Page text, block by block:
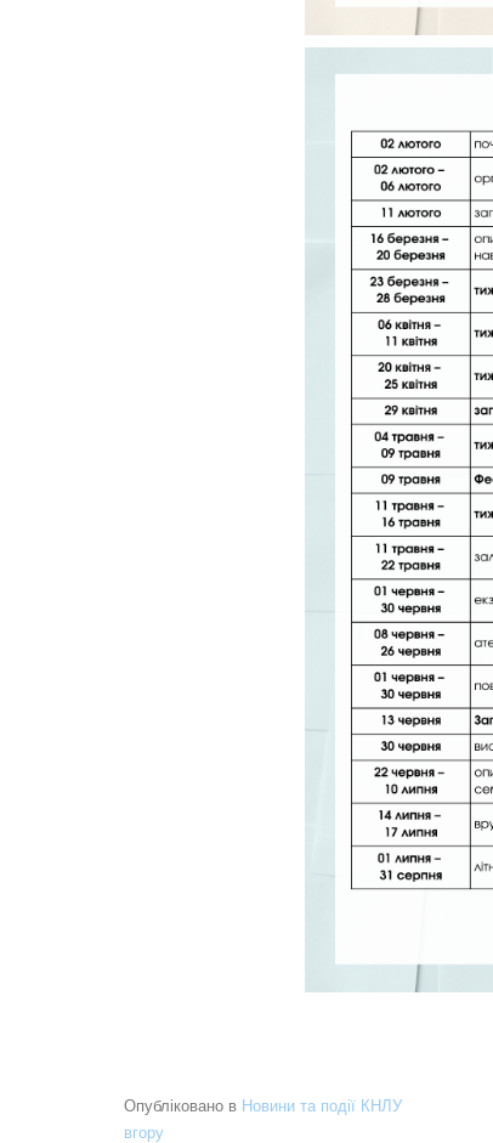
Опубліковано в Новини та події КНЛУ
вгору